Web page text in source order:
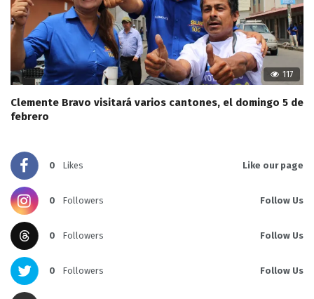
117
Clemente Bravo visitará varios cantones, el domingo 5 de
febrero
0 Likes Like our page
0 Followers Follow Us
0 Followers Follow Us
0 Followers Follow Us